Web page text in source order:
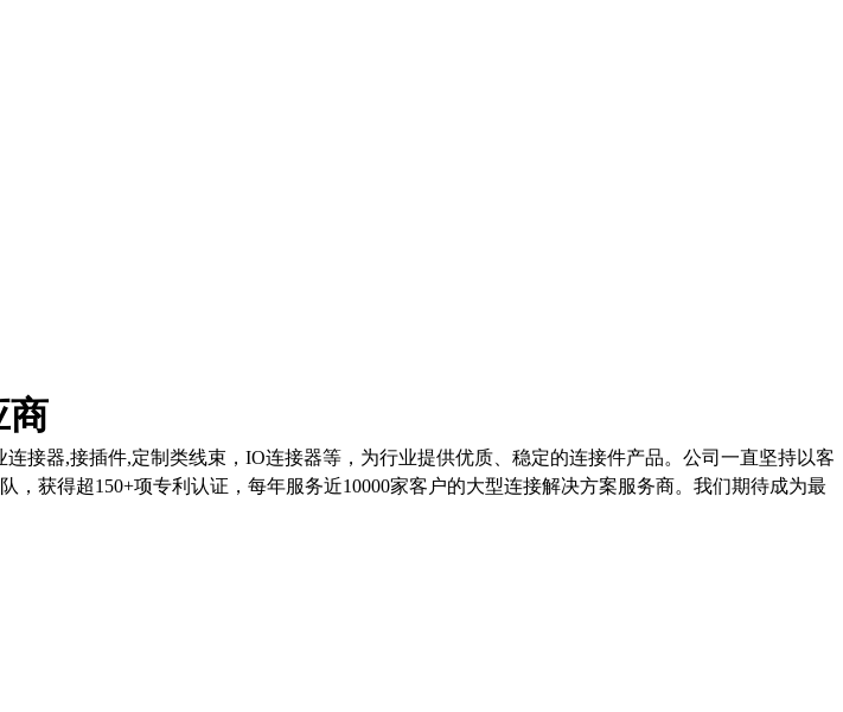
商
接器,接插件,定制类线束，IO连接器等，为行业提供优质、稳定的连接件产品。公司一直坚持以客
获得超150+项专利认证，每年服务近10000家客户的大型连接解决方案服务商。我们期待成为最